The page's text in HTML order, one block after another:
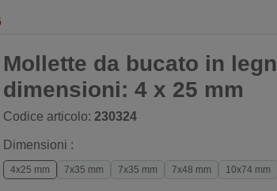
Mollette da bucato in
dimensioni: 4 x 25 mm
Codice articolo: 230324
Dimensioni :
4x25 mm 7x35 mm 7x35 mm 7x48 mm 10x74 mm